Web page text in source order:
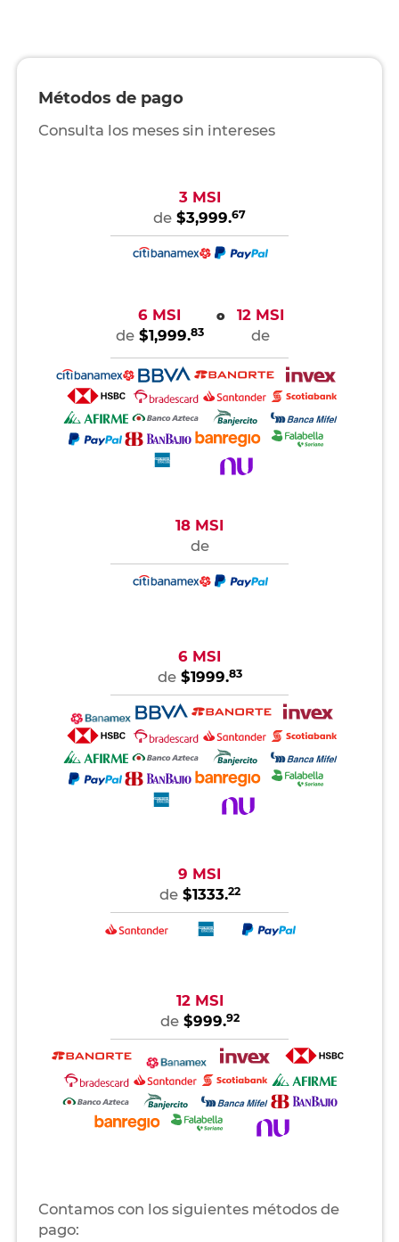
Métodos de pago
Consulta los meses sin intereses
3 MSI
de $3,999.67
6 MSI
de $1,999.83
o
12 MSI
de
18 MSI
de
6 MSI
de $1999.83
9 MSI
de $1333.22
12 MSI
de $999.92
Contamos con los siguientes métodos de
pago: